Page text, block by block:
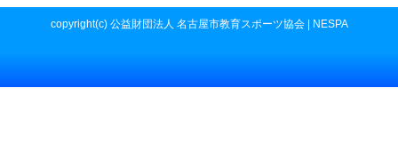
copyright(c) 公益財団法人 名古屋市教育スポーツ協会 | NESPA